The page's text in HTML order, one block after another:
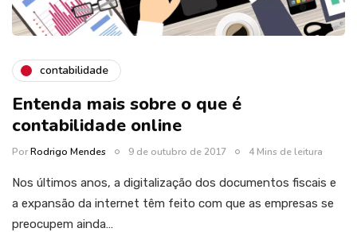
contabilidade
Entenda mais sobre o que é
contabilidade online
PorRodrigo Mendes 9 de outubro de 2017 4 Mins de leitura
Nos últimos anos, a digitalização dos documentos fiscais e
a expansão da internet têm feito com que as empresas se
preocupem ainda…